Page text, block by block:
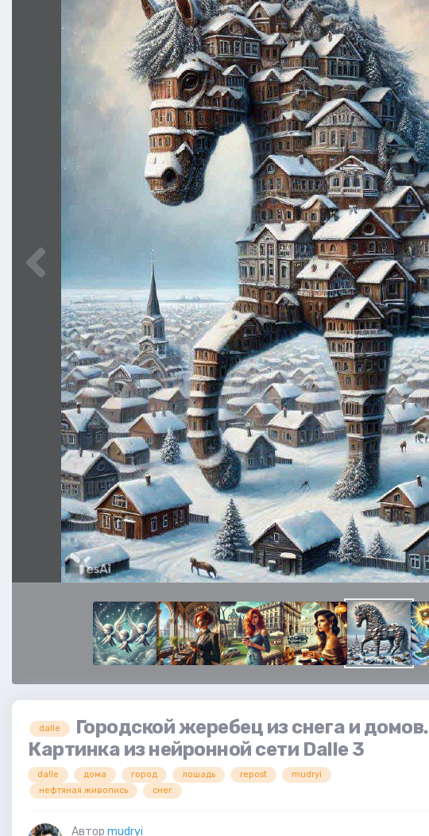
dalle
Городской жеребец из снега и домов.
Картинка из нейронной сети Dalle 3
dalle дома город лошадь repost
mudryi
нефтяная живопись
снег
Автор mudryi